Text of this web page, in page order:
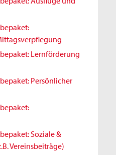
Lernförderung
Persönlicher
Soziale &
Vereinsbeiträge)